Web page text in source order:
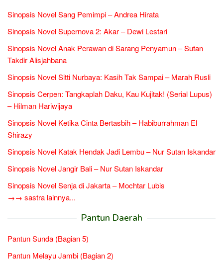
Sinopsis Novel Sang Pemimpi – Andrea Hirata
Sinopsis Novel Supernova 2: Akar – Dewi Lestari
Sinopsis Novel Anak Perawan di Sarang Penyamun – Sutan
Takdir Alisjahbana
Sinopsis Novel Sitti Nurbaya: Kasih Tak Sampai – Marah Rusli
Sinopsis Cerpen: Tangkaplah Daku, Kau Kujitak! (Serial Lupus)
– Hilman Hariwijaya
Sinopsis Novel Ketika Cinta Bertasbih – Habiburrahman El
Shirazy
Sinopsis Novel Katak Hendak Jadi Lembu – Nur Sutan Iskandar
Sinopsis Novel Jangir Bali – Nur Sutan Iskandar
Sinopsis Novel Senja di Jakarta – Mochtar Lubis
→→ sastra lainnya...
Pantun Daerah
Pantun Sunda (Bagian 5)
Pantun Melayu Jambi (Bagian 2)